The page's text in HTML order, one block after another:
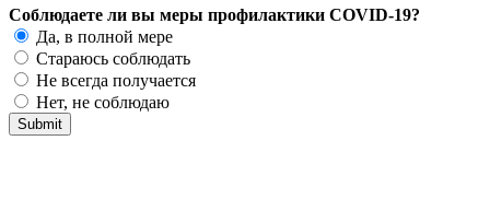
Соблюдаете ли вы меры профилактики COVID-19?
Да, в полной мере
Стараюсь соблюдать
Не всегда получается
Нет, не соблюдаю